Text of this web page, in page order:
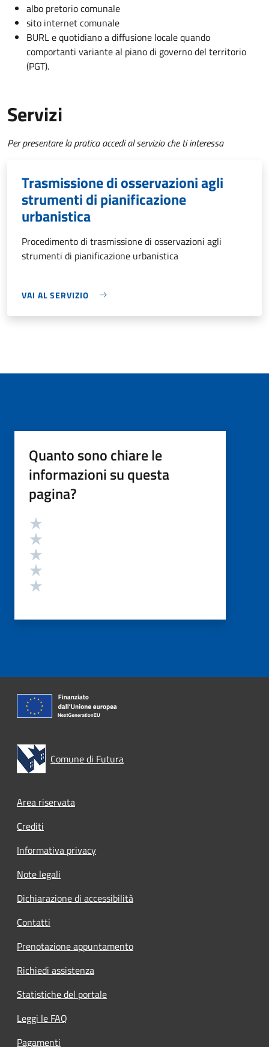
albo pretorio comunale
sito internet comunale
BURL e quotidiano a diffusione locale quando
comportanti variante al piano di governo del territorio
(PGT).
Servizi
Per presentare la pratica accedi al servizio che ti interessa
Trasmissione di osservazioni agli
strumenti di pianificazione
urbanistica
Procedimento di trasmissione di osservazioni agli
strumenti di pianificazione urbanistica
VAI AL SERVIZIO
Quanto sono chiare le
informazioni su questa
pagina?
Valutazione
Comune di Futura
Footer menu
Area riservata
Crediti
Informativa privacy
Note legali
Dichiarazione di accessibilità
Contatti
Prenotazione appuntamento
Richiedi assistenza
Statistiche del portale
Leggi le FAQ
Pagamenti